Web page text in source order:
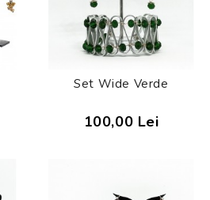
Set Wide Verde
100,00 Lei